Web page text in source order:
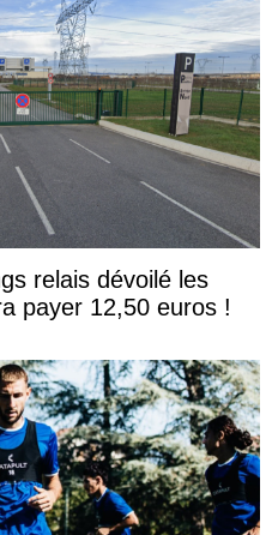
relais dévoilé les
payer 12,50 euros !